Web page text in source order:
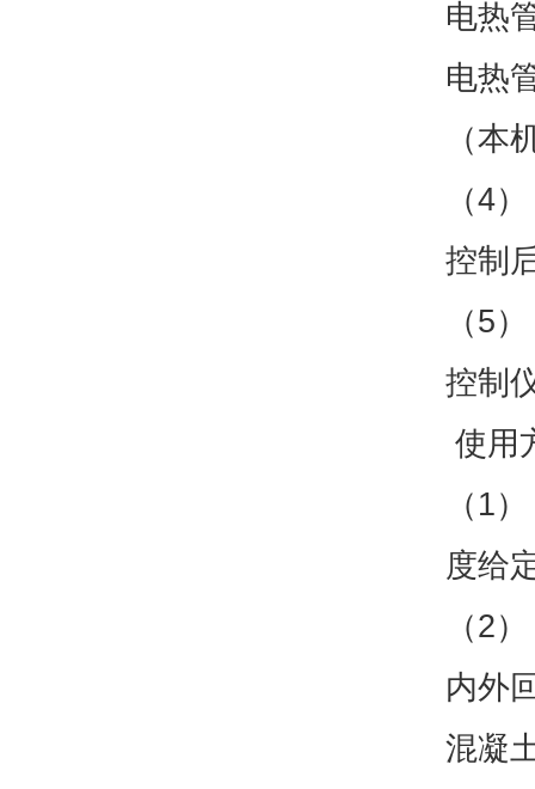
电热
电热
（本
（4
控制
（5
控制
使用
（1
度给
（2
内外
混凝